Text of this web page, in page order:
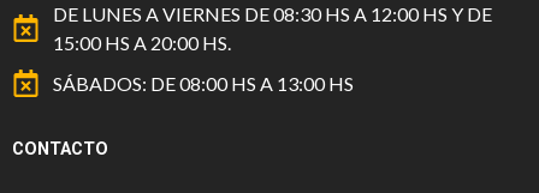
DE LUNES A VIERNES DE 08:30 HS A 12:00 HS Y DE
15:00 HS A 20:00 HS.
SÁBADOS: DE 08:00 HS A 13:00 HS
CONTACTO